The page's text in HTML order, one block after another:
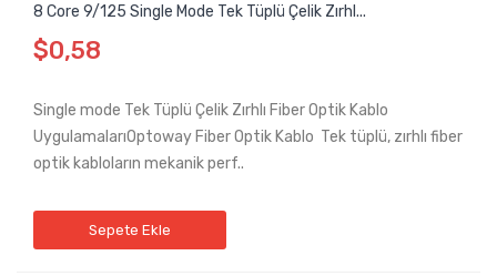
8 Core 9/125 Single Mode Tek Tüplü Çelik Zırhl...
$0,58
Single mode Tek Tüplü Çelik Zırhlı Fiber Optik Kablo
UygulamalarıOptoway Fiber Optik Kablo Tek tüplü, zırhlı fiber
optik kabloların mekanik perf..
Sepete Ekle